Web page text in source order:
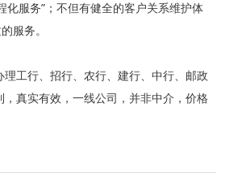
化服务”；不但有健全的客户关系维护体
服务。
工行、招行、农行、建行、中行、邮政
真实有效，一线公司，并非中介，价格